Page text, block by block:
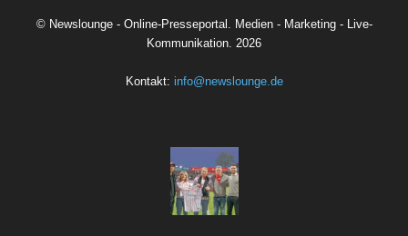
© Newslounge - Online-Presseportal. Medien - Marketing - Live-
Kommunikation. 2026
Kontakt: info@newslounge.de